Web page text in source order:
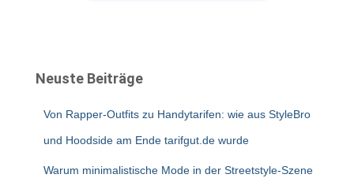
Neuste Beiträge
Von Rapper-Outfits zu Handytarifen: wie aus StyleBro
und Hoodside am Ende tarifgut.de wurde
Warum minimalistische Mode in der Streetstyle-Szene